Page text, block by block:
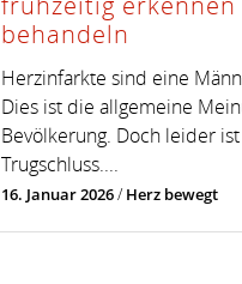
behandeln
Herzinfarkte sind eine
Dies ist die allgemeine
Bevölkerung. Doch leider
Trugschluss....
16. Januar 2026/Herz bewegt